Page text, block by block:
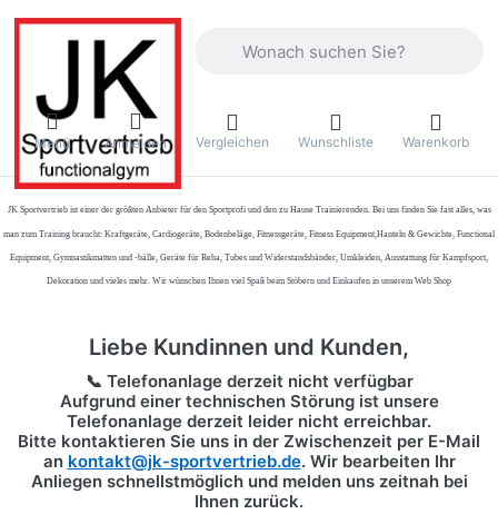
Menü Anmelden Vergleichen Wunschliste Warenkorb
JK Sportvertrieb ist einer der größten Anbieter für den Sportprofi und den zu Hause Trainierenden. Bei uns finden Sie fast alles, was
man zum Training braucht: Kraftgeräte, Cardiogeräte, Bodenbeläge, Fitnessgeräte, Fitness Equipment,Hanteln & Gewichte, Functional
Equipment, Gymnastikmatten und -bälle, Geräte für Reha, Tubes und Widerstandsbänder, Umkleiden, Ausstattung für Kampfsport,
Dekoration und vieles mehr. Wir wünschen Ihnen viel Spaß beim Stöbern und Einkaufen in unserem Web Shop
Liebe Kundinnen und Kunden,
📞 Telefonanlage derzeit nicht verfügbar
Aufgrund einer technischen Störung ist unsere
Telefonanlage derzeit leider nicht erreichbar.
Bitte kontaktieren Sie uns in der Zwischenzeit per E-Mail
an kontakt@jk-sportvertrieb.de. Wir bearbeiten Ihr
Anliegen schnellstmöglich und melden uns zeitnah bei
Ihnen zurück.